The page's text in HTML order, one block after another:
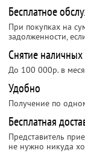
Бесплатное
При покупках на
задолженности,
Снятие
До 100 000р. в
Удобно
Получение по
Бесплатная
Представитель
не нужно никуда